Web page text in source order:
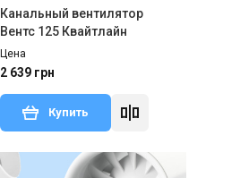
Канальный вентилятор
Вентс 125 Квайтлайн
Цена
2 639 грн
Купить